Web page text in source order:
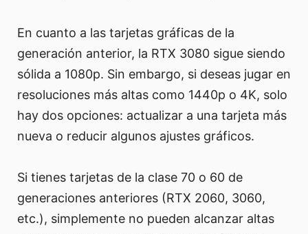
En cuanto a las tarjetas gráficas de la
generación anterior, la RTX 3080 sigue siendo
sólida a 1080p. Sin embargo, si deseas jugar en
resoluciones más altas como 1440p o 4K, solo
hay dos opciones: actualizar a una tarjeta más
nueva o reducir algunos ajustes gráficos.
Si tienes tarjetas de la clase 70 o 60 de
generaciones anteriores (RTX 2060, 3060,
etc.), simplemente no pueden alcanzar altas